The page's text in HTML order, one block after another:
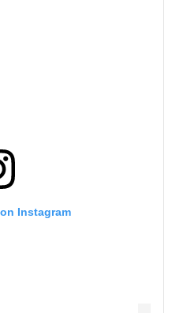
Instagram